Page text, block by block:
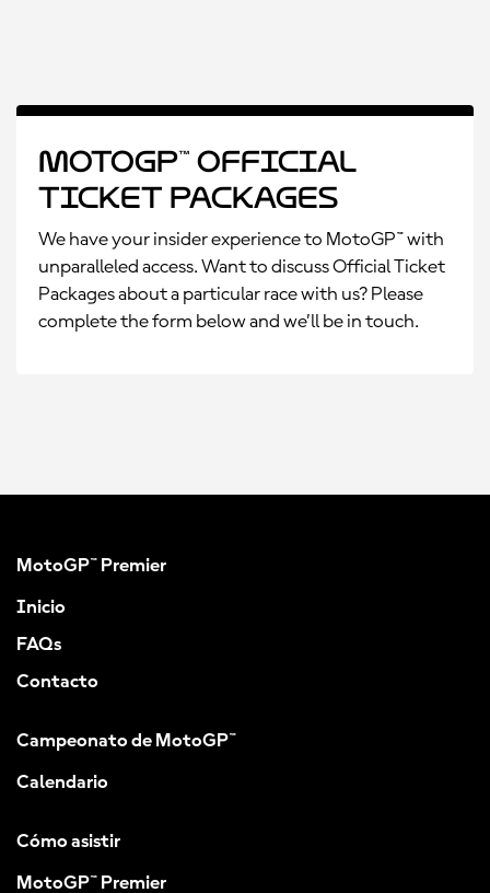
MotoGP™ Official
Ticket Packages
We have your insider experience to MotoGP™ with
unparalleled access. Want to discuss Official Ticket
Packages about a particular race with us? Please
complete the form below and we’ll be in touch.
MotoGP™ Premier
Inicio
FAQs
Contacto
Campeonato de MotoGP™
Calendario
Cómo asistir
MotoGP™ Premier